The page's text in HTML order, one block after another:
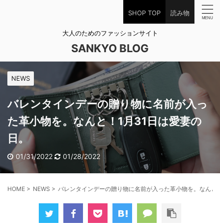
SHOP TOP 読み物
大人のためのファッションサイト
SANKYO BLOG
NEWS
バレンタインデーの贈り物に名前が入っ
た革小物を。なんと！1月31日は愛妻の
日。
01/31/2022 01/28/2022
HOME > NEWS > バレンタインデーの贈り物に名前が入った革小物を。なんと